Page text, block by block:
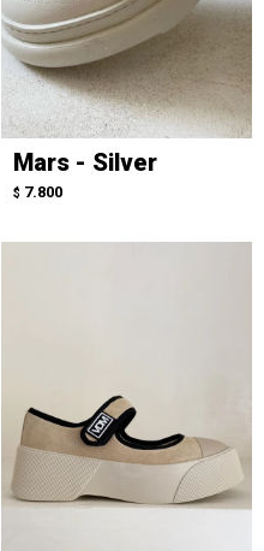
Mars - Silver
$ 7.800